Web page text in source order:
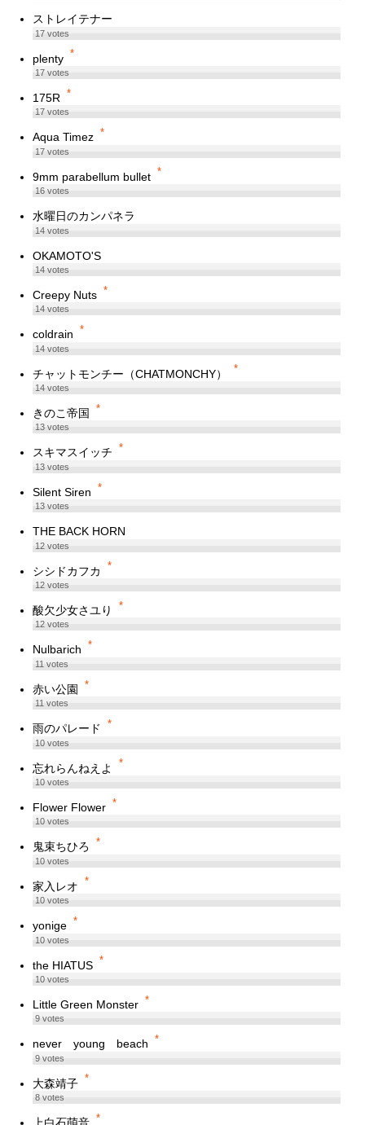
ストレイテナー
17votes
plenty *
17votes
175R *
17votes
Aqua Timez *
17votes
9mm parabellum bullet *
16votes
水曜日のカンパネラ
14votes
OKAMOTO'S
14votes
Creepy Nuts *
14votes
coldrain *
14votes
チャットモンチー（CHATMONCHY） *
14votes
きのこ帝国 *
13votes
スキマスイッチ *
13votes
Silent Siren *
13votes
THE BACK HORN
12votes
シシドカフカ *
12votes
酸欠少女さユり *
12votes
Nulbarich *
11votes
赤い公園 *
11votes
雨のパレード *
10votes
忘れらんねえよ *
10votes
Flower Flower *
10votes
鬼束ちひろ *
10votes
家入レオ *
10votes
yonige *
10votes
the HIATUS *
10votes
Little Green Monster *
9votes
never young beach *
9votes
大森靖子 *
8votes
*